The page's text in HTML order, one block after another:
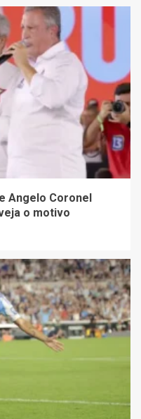
Angelo Coronel
o motivo